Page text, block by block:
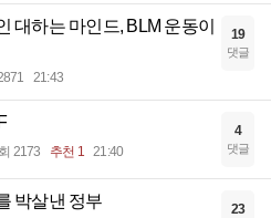
대하는 마인드, BLM 운동이
21:43
19
댓글
2173 추천 1 21:40
4
댓글
박살낸 정부 23